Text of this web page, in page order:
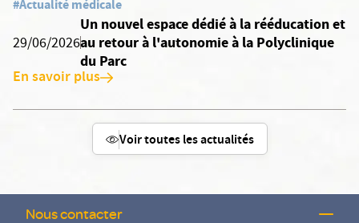
#Actualité médicale
29/06/2026
Un nouvel espace dédié à la rééducation et
au retour à l'autonomie à la Polyclinique
du Parc
En savoir plus
Voir toutes les actualités
Nous contacter